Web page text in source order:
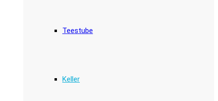
Teestube
Keller